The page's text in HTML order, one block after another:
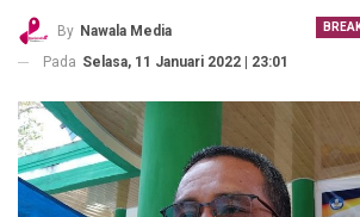
By Nawala Media
Pada Selasa, 11 Januari 2022 | 23:01